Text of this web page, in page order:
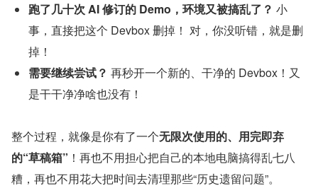
跑了几十次 AI 修订的 Demo，环境又被搞乱了？ 小
事，直接把这个 Devbox 删掉！ 对，你没听错，就是删
掉！
需要继续尝试？ 再秒开一个新的、干净的 Devbox！又
是干干净净啥也没有！
整个过程，就像是你有了一个无限次使用的、用完即弃
的“草稿箱” ！再也不用担心把自己的本地电脑搞得乱七八
糟，再也不用花大把时间去清理那些“历史遗留问题”。